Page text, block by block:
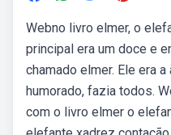
Webno livro elmer, o
principal era um doce e
chamado elmer. Ele era
humorado, fazia todos.
com o livro elmer o